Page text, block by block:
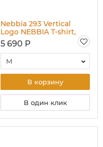
Nebbia 293 Vertical
Logo NEBBIA T-shirt,
хаки
5 690 Р
M
В корзину
В один клик